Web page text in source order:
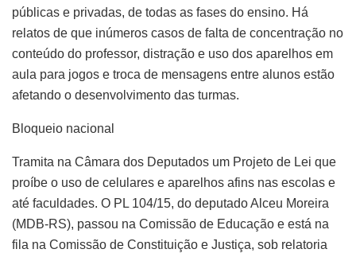
públicas e privadas, de todas as fases do ensino. Há
relatos de que inúmeros casos de falta de concentração no
conteúdo do professor, distração e uso dos aparelhos em
aula para jogos e troca de mensagens entre alunos estão
afetando o desenvolvimento das turmas.
Bloqueio nacional
Tramita na Câmara dos Deputados um Projeto de Lei que
proíbe o uso de celulares e aparelhos afins nas escolas e
até faculdades. O PL 104/15, do deputado Alceu Moreira
(MDB-RS), passou na Comissão de Educação e está na
fila na Comissão de Constituição e Justiça, sob relatoria